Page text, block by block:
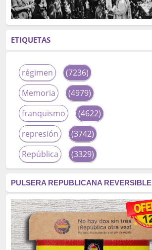
ETIQUETAS
régimen
(7236)
Memoria
(4979)
franquismo
(4622)
represión
(3742)
República
(3329)
fascismo
(2677)
tardofranquismo
(2320)
Actualidad
(2319)
PULSERA REPUBLICANA REVERSIBLE